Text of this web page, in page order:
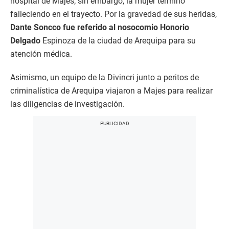
falleciendo en el trayecto. Por la gravedad de sus heridas,
Dante Soncco fue referido al nosocomio Honorio
Delgado Espinoza de la ciudad de Arequipa para su
atención médica.
Asimismo, un equipo de la Divincri junto a peritos de
criminalística de Arequipa viajaron a Majes para realizar
las diligencias de investigación.